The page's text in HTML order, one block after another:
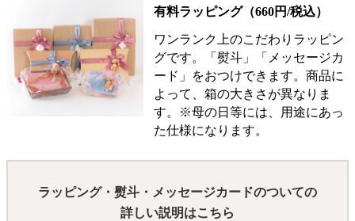
有料ラッピング（660円/税込）
ワンランク上のこだわりラッピン
グです。「熨斗」「メッセージカ
ード」をおつけできます。商品に
よって、箱の大きさが異なりま
す。※母の日等には、用途にあっ
た仕様になります。
ラッピング・熨斗・メッセージカードのついての
詳しい説明はこちら